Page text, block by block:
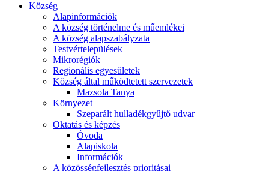
Község
Alapinformációk
A község történelme és műemlékei
A község alapszabályzata
Testvértelepülések
Mikrorégiók
Regionális egyesületek
Község által működtetett szervezetek
Mazsola Tanya
Környezet
Szeparált hulladékgyűjtő udvar
Oktatás és képzés
Óvoda
Alapiskola
Információk
A közösségfejlesztés prioritásai